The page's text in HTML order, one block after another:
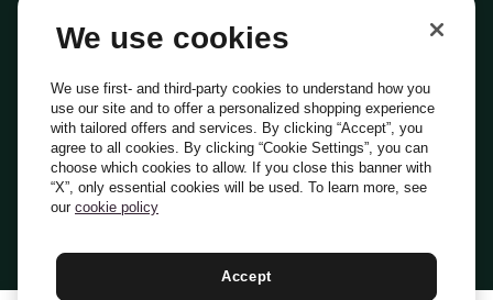
Everli Shoppers
About Us
Everli News
Domande frequenti
Lavora con noi
Diventa Shopper
Investitori
PrivacyCookiePreferenze Cookie
Termini e CondizioniCodice Etico
Indirizzo PEC: everli@pec.it - indirizzo DPO: dpo@everli.com
Italiano
We use cookies
We use first- and third-party cookies to understand how you
use our site and to offer a personalized shopping experience
with tailored offers and services. By clicking “Accept”, you
agree to all cookies. By clicking “Cookie Settings”, you can
choose which cookies to allow. If you close this banner with
“X”, only essential cookies will be used. To learn more, see
our cookie policy
Accept